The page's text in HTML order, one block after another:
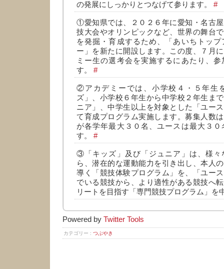
の発展にしっかりとつなげて参ります。 #
①愛知県では、２０２６年に愛知・名古
技大会やオリンピックなど、世界の舞台
を発掘・育成するため、「あいちトッ
ー」を新たに開設します。この度、７月
ミー生の選考会を実施するにあたり、
す。 #
②アカデミーでは、小学校４・５年生
ズ」、小学校６年生から中学校２年生ま
ニア」、中学生以上を対象とした「ユー
て育成プログラム実施します。募集人数
が各学年最大３０名、ユースは最大３
す。 #
③「キッズ」及び「ジュニア」は、様々
ら、潜在的な運動能力を引き出し、本人
導く「競技体験プログラム」を、「ユー
でいる競技から、より適性がある競技へ
リートを目指す「専門競技プログラム」を
Powered by Twitter Tools
カテゴリー : つぶやき